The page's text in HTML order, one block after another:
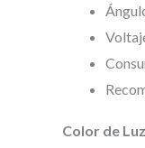
Color de Luz